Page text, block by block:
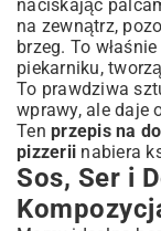
naciskając
na zewnątrz,
brzeg. To
piekarniku,
To prawdziwa
wprawy, ale daje
Ten przepis na
pizzerii nabiera
Sos, Ser i